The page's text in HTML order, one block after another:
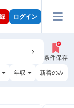
ログイン
条件保存
年収 新着のみ